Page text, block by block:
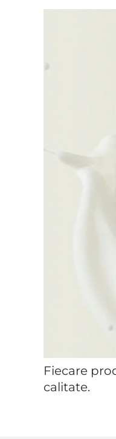
Fiecare
calitate.